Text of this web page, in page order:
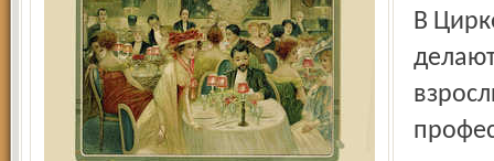
В